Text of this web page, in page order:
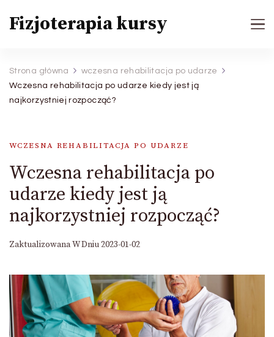
Fizjoterapia kursy
Strona główna
wczesna rehabilitacja po udarze
Wczesna rehabilitacja po udarze kiedy jest ją
najkorzystniej rozpocząć?
WCZESNA REHABILITACJA PO UDARZE
Wczesna rehabilitacja po
udarze kiedy jest ją
najkorzystniej rozpocząć?
Zaktualizowana W Dniu2023-01-02